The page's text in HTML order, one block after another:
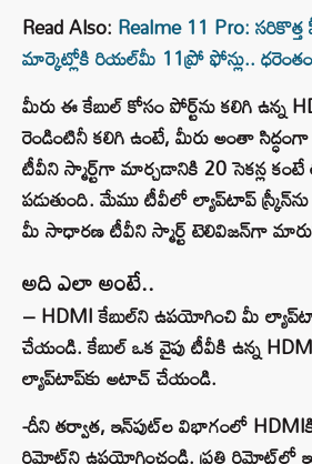
Read Also: Realme 11 Pro:
మార్కెట్లోకి రియల్‌మీ 11ప్రో ఫోన్లు..
మీరు ఈ కేబుల్ కోసం పోర్ట్‌ను కలిగి ఉన్న
రెండింటినీ కలిగి ఉంటే, మీరు అంతా
టీవీని స్మార్ట్‌గా మార్చడానికి 20 సెకన్ల
పడుతుంది. మేము టీవీలో ల్యాప్‌టాప్
మీ సాధారణ టీవీని స్మార్ట్ టెలివిజన్‌గా
అది ఎలా అంటే..
– HDMI కేబుల్‌ని ఉపయోగించి మీ
చేయండి. కేబుల్ ఒక వైపు టీవీకి ఉన్న
ల్యాప్‌టాప్‌కు అటాచ్ చేయండి.
-దీని తర్వాత, ఇన్‌పుట్‌ల విభాగంలో